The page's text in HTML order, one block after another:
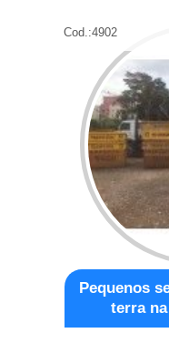
Cod.:4902
Pequenos
terra